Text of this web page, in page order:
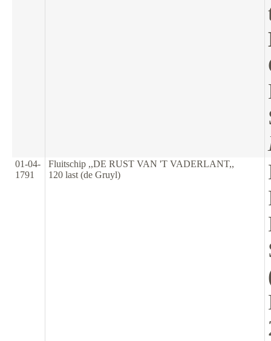
01-04-
1791
Fluitschip ,,DE RUST VAN 'T VADERLANT,,
120 last (de Gruyl)